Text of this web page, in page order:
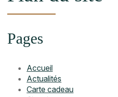
Pages
Accueil
Actualités
Carte cadeau